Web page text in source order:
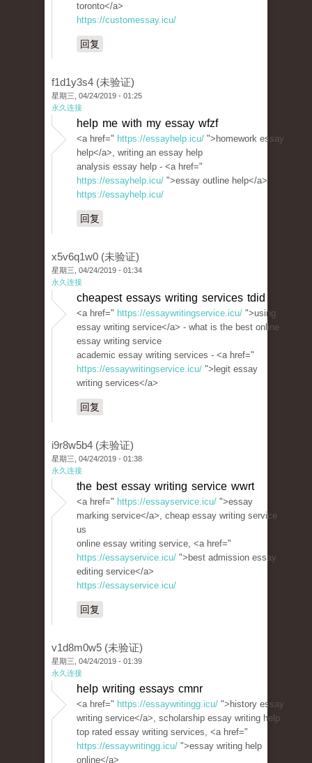
toronto</a>
https://customessay.icu/
回复
f1d1y3s4 (未验证)
星期三, 04/24/2019 - 01:25
永久连接
help me with my essay wfzf
<a href=" https://essayhelp.icu/ ">homework essay
help</a>, writing an essay help
analysis essay help - <a href="
https://essayhelp.icu/ ">essay outline help</a>
https://essayhelp.icu/
回复
x5v6q1w0 (未验证)
星期三, 04/24/2019 - 01:34
永久连接
cheapest essays writing services tdid
<a href=" https://essaywritingservice.icu/ ">using
essay writing service</a> - what is the best online
essay writing service
academic essay writing services - <a href="
https://essaywritingservice.icu/ ">legit essay
writing services</a>
回复
i9r8w5b4 (未验证)
星期三, 04/24/2019 - 01:38
永久连接
the best essay writing service wwrt
<a href=" https://essayservice.icu/ ">essay
marking service</a>, cheap essay writing service
us
online essay writing service, <a href="
https://essayservice.icu/ ">best admission essay
editing service</a>
https://essayservice.icu/
回复
v1d8m0w5 (未验证)
星期三, 04/24/2019 - 01:39
永久连接
help writing essays cmnr
<a href=" https://essaywritingg.icu/ ">history essay
writing service</a>, scholarship essay writing help
top rated essay writing services, <a href="
https://essaywritingg.icu/ ">essay writing help
online</a>